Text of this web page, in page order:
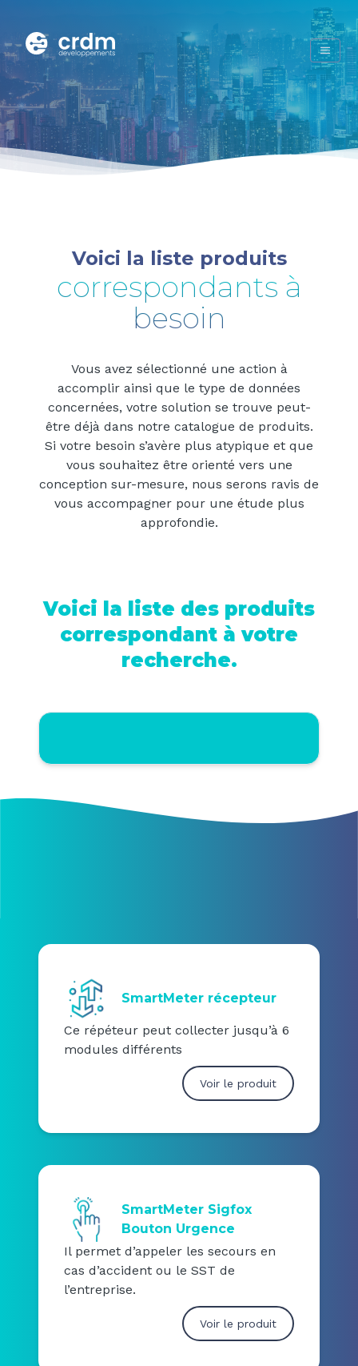
Voici la liste produits
correspondants à
besoin
Vous avez sélectionné une action à
accomplir ainsi que le type de données
concernées, votre solution se trouve peut-
être déjà dans notre catalogue de produits.
Si votre besoin s’avère plus atypique et que
vous souhaitez être orienté vers une
conception sur-mesure, nous serons ravis de
vous accompagner pour une étude plus
approfondie.
Voici la liste des produits
correspondant à votre
recherche.
SmartMeter récepteur
Ce répéteur peut collecter jusqu’à 6
modules différents
Voir le produit
SmartMeter Sigfox
Bouton Urgence
Il permet d’appeler les secours en
cas d’accident ou le SST de
l’entreprise.
Voir le produit